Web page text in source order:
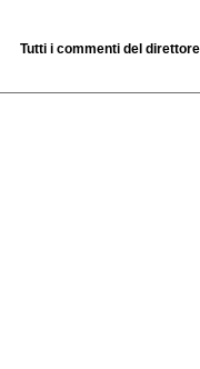
Tutti i commenti del direttore